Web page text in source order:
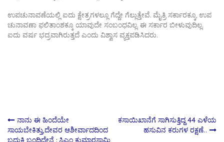
ಉಪಚುನಾವಣೆಯಲ್ಲಿ ಐದು ಕ್ಷೇತ್ರಗಳಲ್ಲೂ ಗೆದ್ದೇ ಗೆಲ್ಲುತ್ತೇವೆ. ಮೈತ್ರಿ ಸರ್ಕಾರಕ್ಕೂ, ಉಪ
ಚುನಾವಣಾ ಫಲಿತಾಂಶಕ್ಕೂ ಯಾವುದೇ ಸಂಬಂಧವಿಲ್ಲ. ಈ‌ ಸರ್ಕಾರ ಬೀಳುವುದಿಲ್ಲ.
ಐದು ವರ್ಷ ಭದ್ರವಾಗಿರುತ್ತದೆ ಎಂದು ವಿಶ್ವಾಸ ವ್ಯಕ್ತಪಡಿಸಿದರು.
Post
ನಾನು ಈ ಹಿಂದೆಯೇ
ಸಾಯಬೇಕಿತ್ತು,ದೇವರ ಆಶೀರ್ವಾದದಿಂದ
ಬದುಕಿ ಬಂದಿದ್ದೇನೆ : ಸಿಎಂ ಕುಮಾರಸ್ವಾಮಿ
ಕಸಾಯಿಖಾನೆಗೆ ಸಾಗಿಸುತ್ತಿದ್ದ 44 ಎಳೆಯ
ಹಸುವಿನ ಕರುಗಳ ರಕ್ಷಣೆ..